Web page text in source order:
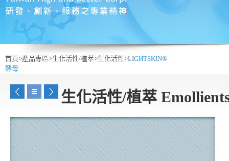
首頁>產品專區>生化活性/植萃>生化活性>LIGHTSKIN®
酵母
生化活性/植萃